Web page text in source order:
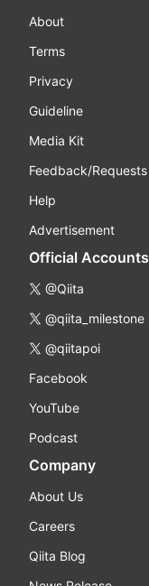
About
Terms
Privacy
Guideline
Media Kit
Feedback/Requests
Help
Advertisement
Official Accounts
@Qiita
@qiita_milestone
@qiitapoi
Facebook
YouTube
Podcast
Company
About Us
Careers
Qiita Blog